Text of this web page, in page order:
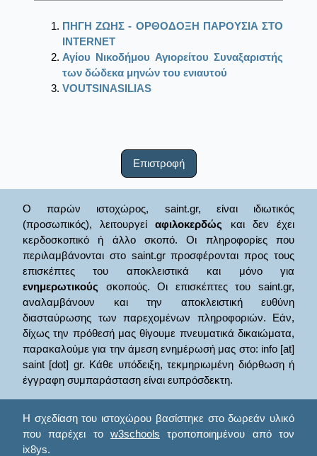
ΠΗΓΗ ΖΩΗΣ - ΟΡΘΟΔΟΞΗ ΠΑΡΟΥΣΙΑ ΣΤΟ
ΙΝΤΕRΝΕΤ
Αγίου Νικοδήμου Αγιορείτου Συναξαριστής
των δώδεκα μηνών του ενιαυτού
VOUTSINASILIAS
Επιστροφή
Ο παρών ιστοχώρος, saint.gr, είναι ιδιωτικός
(προσωπικός), λειτουργείαφιλοκερδώς και δεν έχει
κερδοσκοπικό ή άλλο σκοπό. Οι πληροφορίες που
περιλαμβάνονται στο saint.gr προσφέρονται προς τους
επισκέπτες του αποκλειστικά και μόνο για
ενημερωτικούς σκοπούς. Οι επισκέπτες του saint.gr,
αναλαμβάνουν και την αποκλειστική ευθύνη
διασταύρωσης των παρεχομένων πληροφοριών. Εάν,
δίχως την πρόθεσή μας θίγουμε πνευματικά δικαιώματα,
παρακαλούμε για την άμεση ενημέρωσή μας στο: info [at]
saint [dot] gr. Κάθε υπόδειξη, τεκμηριωμένη διόρθωση ή
έγγραφη συμπαράσταση είναι ευπρόσδεκτη.
Η σχεδίαση του ιστοχώρου βασίστηκε στο δωρεάν υλικό
που παρέχει το w3schools τροποποιημένου από τον
ix8ys.